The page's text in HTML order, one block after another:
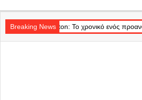
Navigation
Menu
Breaking News
Το χρονικό ενός προαναγγελθέντος